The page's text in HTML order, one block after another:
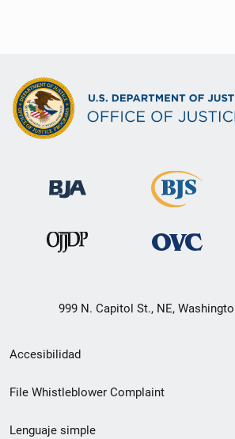
999 N. Capitol St., NE,
Menú
de
Accesibilidad
File Whistleblower Complaint
Lenguaje simple